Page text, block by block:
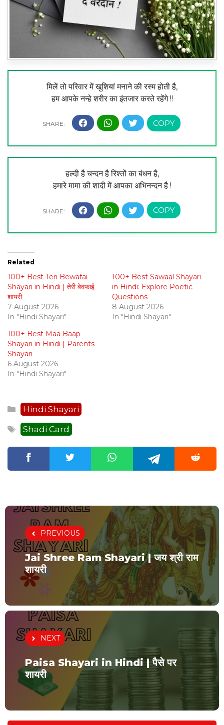
मिलें तो परिवार में खुशियां मनाने की रस्म होती है,
हम आपके नन्हे शरीर का इंतजार करते रहेंगे !!
हल्दी है चन्दन है रिश्तों का बंधन है,
हमारे मामा की शादी में आपका अभिनन्दन है !
Related
100+ Best Teri Bewafai
Shayari in Hindi | तेरी बेवफाई
शायरी
7 August 2026
In "Hindi Shayari"
100+ Best Sawaal Shayari
in Hindi: Explore Poetic
Questions
8 August 2026
In "Hindi Shayari"
100+ Best Maa Baap
Shayari in Hindi | Parents
Shayari
6 August 2026
In "Hindi Shayari"
Categories
Hindi Shayari
Tags
Shadi Card
PREVIOUS
Jai Shree Ram Shayari | जय श्री राम
शायरी
NEXT
Paisa Shayari in Hindi | पैसे पर
शायरी